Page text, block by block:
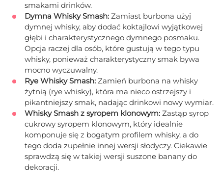
smakami drinków.
Dymna Whisky Smash: Zamiast burbona użyj
dymnej whisky, aby dodać koktajlowi wyjątkowej
głębi i charakterystycznego dymnego posmaku.
Opcja raczej dla osób, które gustują w tego typu
whisky, ponieważ charakterystyczny smak bywa
mocno wyczuwalny.
Rye Whisky Smash: Zamień burbona na whisky
żytnią (rye whisky), która ma nieco ostrzejszy i
pikantniejszy smak, nadając drinkowi nowy wymiar.
Whisky Smash z syropem klonowym: Zastąp syrop
cukrowy syropem klonowym, który idealnie
komponuje się z bogatym profilem whisky, a do
tego doda zupełnie innej wersji słodyczy. Ciekawie
sprawdzą się w takiej wersji suszone banany do
dekoracji.